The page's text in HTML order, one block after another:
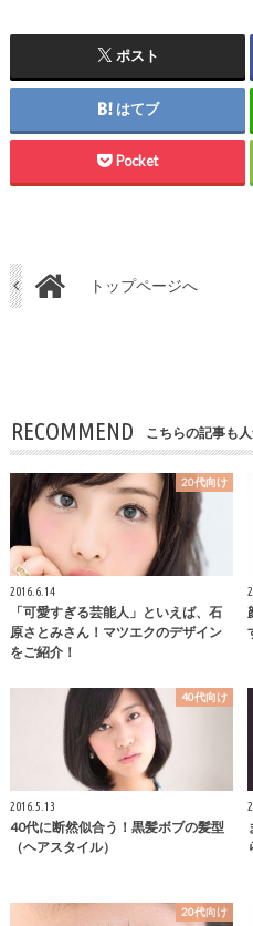
ポスト
はてブ
Pocket
トップページへ
RECOMMEND こちらの記事も人
20代向け
2016.6.14
「可愛すぎる芸能人」といえば、石
原さとみさん！マツエクのデザイン
をご紹介！
40代向け
2016.5.13
40代に断然似合う！黒髪ボブの髪型
（ヘアスタイル）
20代向け